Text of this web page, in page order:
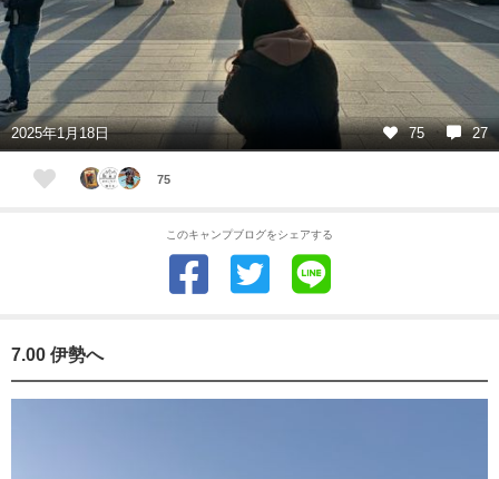
2025年1月18日 75 27
75
このキャンプブログをシェアする
7.00 伊勢へ